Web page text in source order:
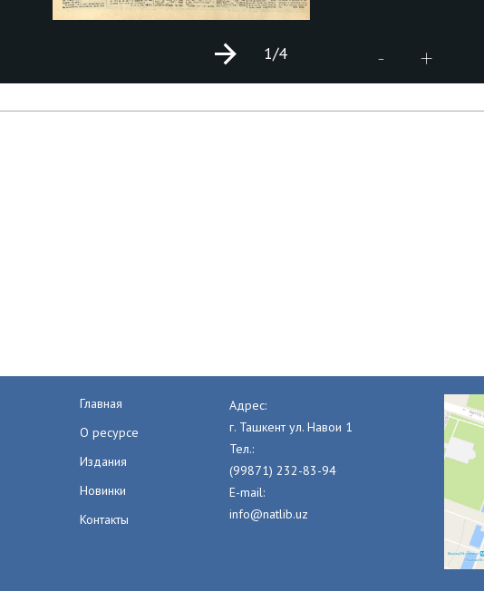
- +
1/4
Главная
О ресурсе
Издания
Новинки
Контакты
Адрес:
г. Ташкент ул. Навои 1
Тел.:
(99871) 232-83-94
E-mail:
info@natlib.uz